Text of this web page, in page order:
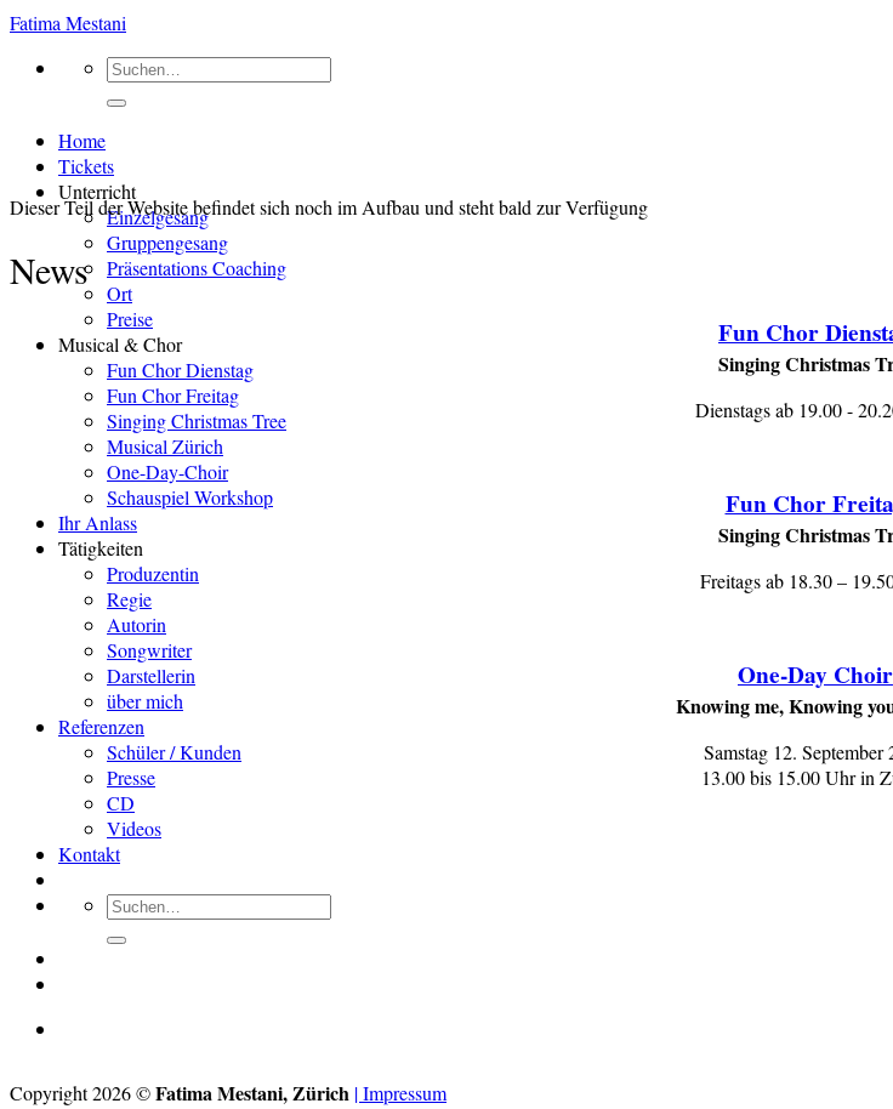
Zum
springen
Fatima Mestani
Suchen
Home
Tickets
Unterricht
Einzelgesang
Gruppengesang
Präsentations Coaching
Ort
Preise
Musical & Chor
Fun Chor Dienstag
Fun Chor Freitag
Singing Christmas Tree
Musical Zürich
One-Day-Choir
Schauspiel Workshop
Ihr Anlass
Tätigkeiten
Produzentin
Regie
Autorin
Songwriter
Darstellerin
über mich
Referenzen
Schüler / Kunden
Presse
CD
Videos
Kontakt
Suchen
Dieser Teil der Website befindet sich noch im Aufbau und steht bald zur Verfügung
News
Fun Chor
Singing Christmas
Dienstags ab 19.00 -
Fun Chor
Singing Christmas
Freitags ab 18.30 –
One-Day Choir
Knowing me, Knowing
Samstag 12. September
13.00 bis 15.00 Uhr in
Copyright 2026 ©Fatima Mestani, Zürich | Impressum